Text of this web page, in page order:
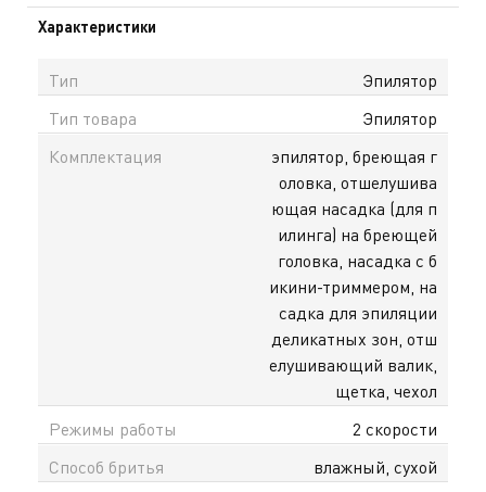
Характеристики
Тип
Эпилятор
Тип товара
Эпилятор
Комплектация
эпилятор, бреющая г
оловка, отшелушива
ющая насадка (для п
илинга) на бреющей
головка, насадка с б
икини-триммером, на
садка для эпиляции
деликатных зон, отш
елушивающий валик,
щетка, чехол
Режимы работы
2 скорости
Способ бритья
влажный, сухой